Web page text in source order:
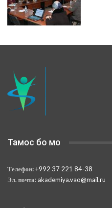
Тамос бо мо
Телефон:+992 37 221 84-38
Эл. почта: akademiya.vao@mail.ru